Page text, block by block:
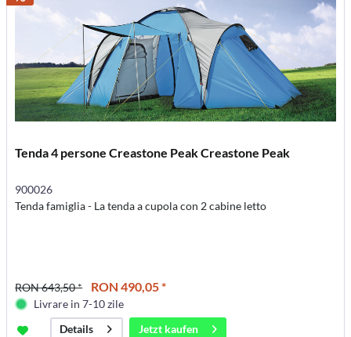
Tenda 4 persone Creastone Peak Creastone Peak
900026
Tenda famiglia - La tenda a cupola con 2 cabine letto
RON 643,50 * RON 490,05 *
Livrare in 7-10 zile
Details
Jetzt kaufen